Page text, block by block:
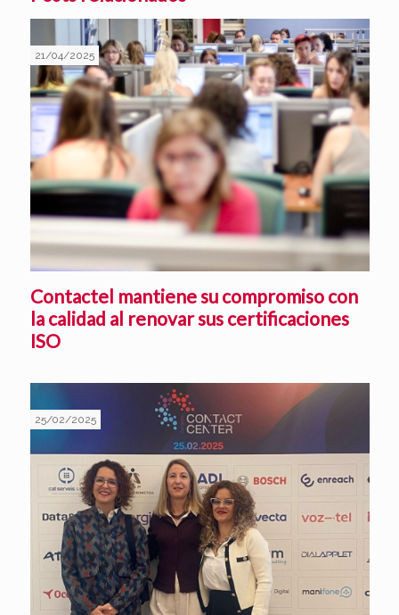
21/04/2025
Contactel mantiene su compromiso con
la calidad al renovar sus certificaciones
ISO
25/02/2025